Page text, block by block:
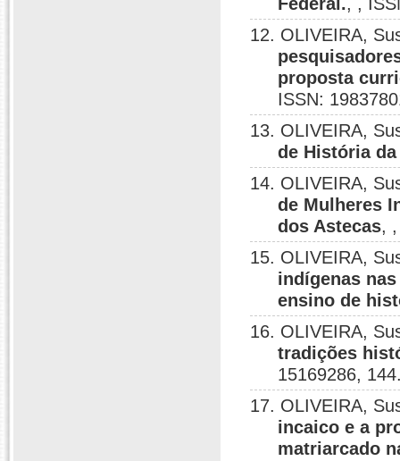
12. OLIVEIRA,
proposta
ISSN:
13. OLIVEIRA,
de História
14. OLIVEIRA,
de Mulheres
dos Astecas,
15. OLIVEIRA,
indígenas
ensino de
16. OLIVEIRA,
tradições
15169286,
17. OLIVEIRA,
incaico e a
matriarcado